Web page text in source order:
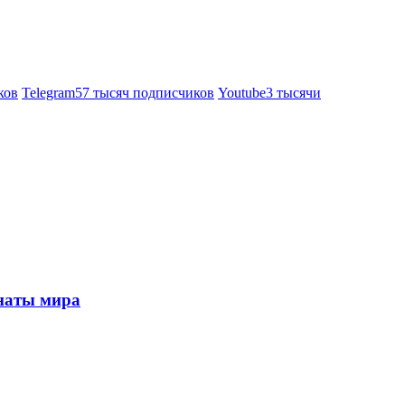
Telegram57 тысяч подписчиков Youtube3 тысячи
мира